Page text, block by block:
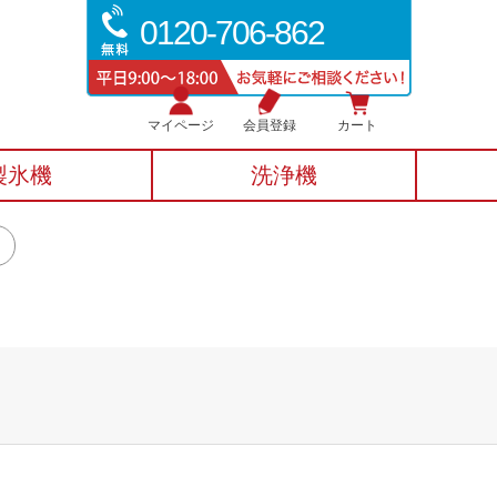
0120-706-862
マイページ 会員登録 カート
氷機 洗浄機